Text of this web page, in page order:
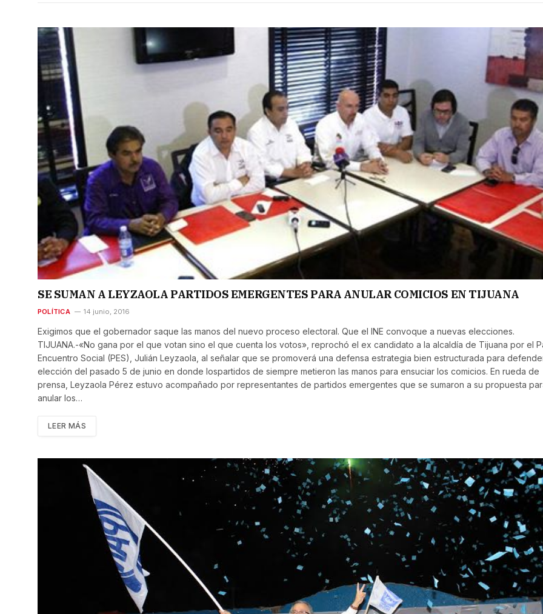
SE SUMAN A LEYZAOLA PARTIDOS EMERGENTES PARA ANULAR COMICIOS EN TIJUANA
POLÍTICA 14 junio, 2016
Exigimos que el gobernador saque las manos del nuevo proceso electoral. Que el INE convoque a nuevas elecciones.
TIJUANA.-«No gana por el que votan sino el que cuenta los votos», reprochó el ex candidato a la alcaldía de Tijuana por el
Encuentro Social (PES), Julián Leyzaola, al señalar que se promoverá una defensa estrategia bien estructurada para
elección del pasado 5 de junio en donde lospartidos de siempre metieron las manos para ensuciar los comicios. En rueda de
prensa, Leyzaola Pérez estuvo acompañado por representantes de partidos emergentes que se sumaron a su propuesta
anular los…
LEER MÁS